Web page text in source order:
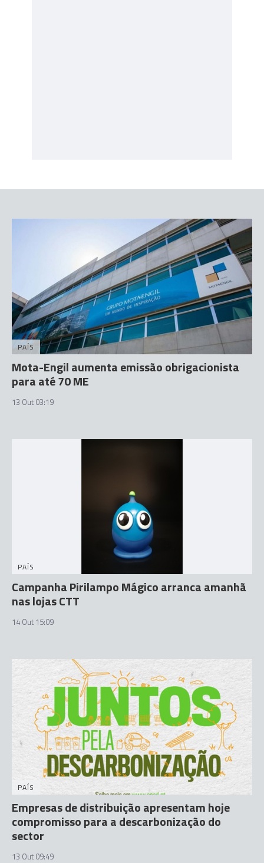
PAÍS
Mota-Engil aumenta emissão obrigacionista
para até 70 ME
13 Out 03:19
PAÍS
Campanha Pirilampo Mágico arranca amanhã
nas lojas CTT
14 Out 15:09
PAÍS
Empresas de distribuição apresentam hoje
compromisso para a descarbonização do
sector
13 Out 09:49